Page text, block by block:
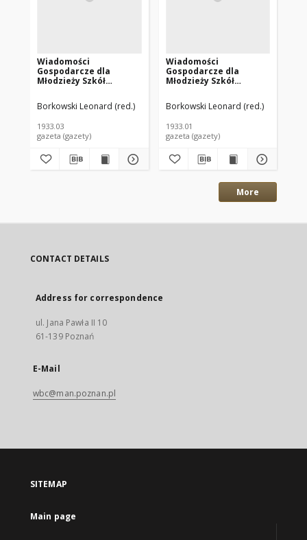
Wiadomości
Gospodarcze dla
Młodzieży Szkół
marzec R.1 Nr8
Borkowski Leonard (red.)
1933.03
gazeta (gazety)
Wiadomości
Gospodarcze dla
Młodzieży Szkół
styczeń R.1 Nr6
Borkowski Leonard (red.)
1933.01
gazeta (gazety)
More
CONTACT DETAILS
Address for correspondence
ul. Jana Pawła II 10
61-139 Poznań
E-Mail
wbc@man.poznan.pl
SITEMAP
Main page